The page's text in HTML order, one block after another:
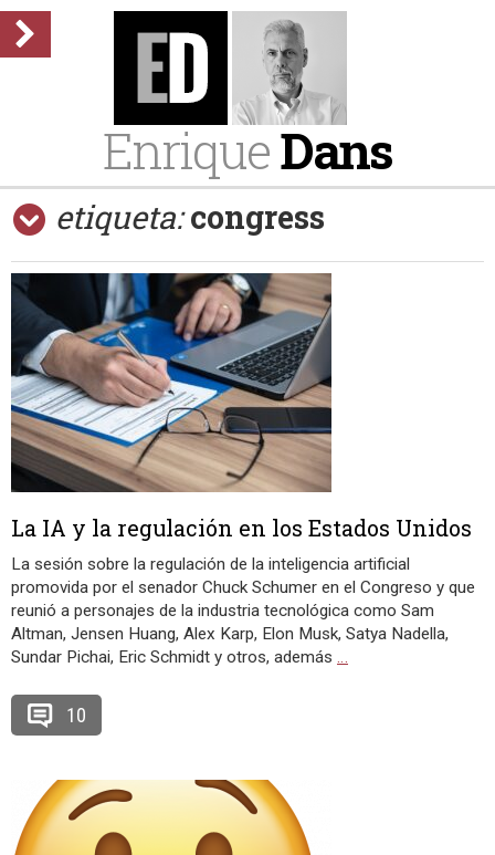
EnriqueDans
etiqueta: congress
La IA y la regulación en los Estados Unidos
La sesión sobre la regulación de la inteligencia artificial
promovida por el senador Chuck Schumer en el Congreso y que
reunió a personajes de la industria tecnológica como Sam
Altman, Jensen Huang, Alex Karp, Elon Musk, Satya Nadella,
Sundar Pichai, Eric Schmidt y otros, además …
10